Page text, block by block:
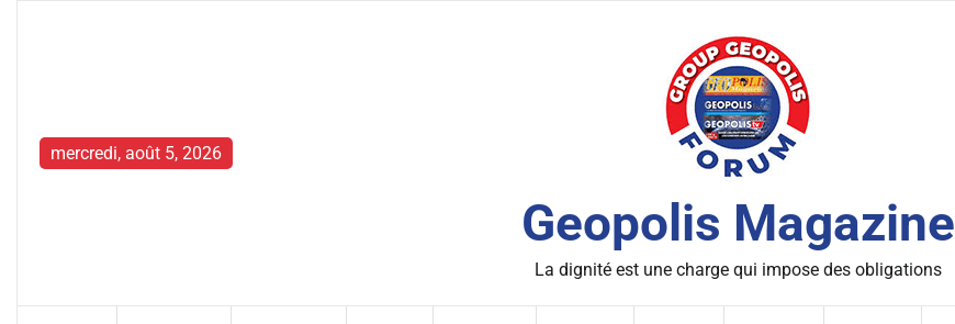
mercredi, août 5, 2026
Geopolis Magazine
La dignité est une charge qui impose des obligations